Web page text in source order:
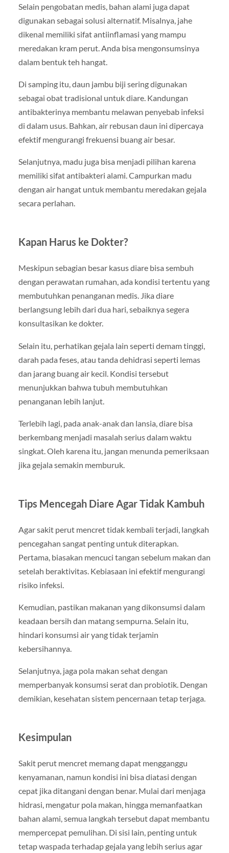
Selain pengobatan medis, bahan alami juga dapat
digunakan sebagai solusi alternatif. Misalnya, jahe
dikenal memiliki sifat antiinflamasi yang mampu
meredakan kram perut. Anda bisa mengonsumsinya
dalam bentuk teh hangat.
Di samping itu, daun jambu biji sering digunakan
sebagai obat tradisional untuk diare. Kandungan
antibakterinya membantu melawan penyebab infeksi
di dalam usus. Bahkan, air rebusan daun ini dipercaya
efektif mengurangi frekuensi buang air besar.
Selanjutnya, madu juga bisa menjadi pilihan karena
memiliki sifat antibakteri alami. Campurkan madu
dengan air hangat untuk membantu meredakan gejala
secara perlahan.
Kapan Harus ke Dokter?
Meskipun sebagian besar kasus diare bisa sembuh
dengan perawatan rumahan, ada kondisi tertentu yang
membutuhkan penanganan medis. Jika diare
berlangsung lebih dari dua hari, sebaiknya segera
konsultasikan ke dokter.
Selain itu, perhatikan gejala lain seperti demam tinggi,
darah pada feses, atau tanda dehidrasi seperti lemas
dan jarang buang air kecil. Kondisi tersebut
menunjukkan bahwa tubuh membutuhkan
penanganan lebih lanjut.
Terlebih lagi, pada anak-anak dan lansia, diare bisa
berkembang menjadi masalah serius dalam waktu
singkat. Oleh karena itu, jangan menunda pemeriksaan
jika gejala semakin memburuk.
Tips Mencegah Diare Agar Tidak Kambuh
Agar sakit perut mencret tidak kembali terjadi, langkah
pencegahan sangat penting untuk diterapkan.
Pertama, biasakan mencuci tangan sebelum makan dan
setelah beraktivitas. Kebiasaan ini efektif mengurangi
risiko infeksi.
Kemudian, pastikan makanan yang dikonsumsi dalam
keadaan bersih dan matang sempurna. Selain itu,
hindari konsumsi air yang tidak terjamin
kebersihannya.
Selanjutnya, jaga pola makan sehat dengan
memperbanyak konsumsi serat dan probiotik. Dengan
demikian, kesehatan sistem pencernaan tetap terjaga.
Kesimpulan
Sakit perut mencret memang dapat mengganggu
kenyamanan, namun kondisi ini bisa diatasi dengan
cepat jika ditangani dengan benar. Mulai dari menjaga
hidrasi, mengatur pola makan, hingga memanfaatkan
bahan alami, semua langkah tersebut dapat membantu
mempercepat pemulihan. Di sisi lain, penting untuk
tetap waspada terhadap gejala yang lebih serius agar